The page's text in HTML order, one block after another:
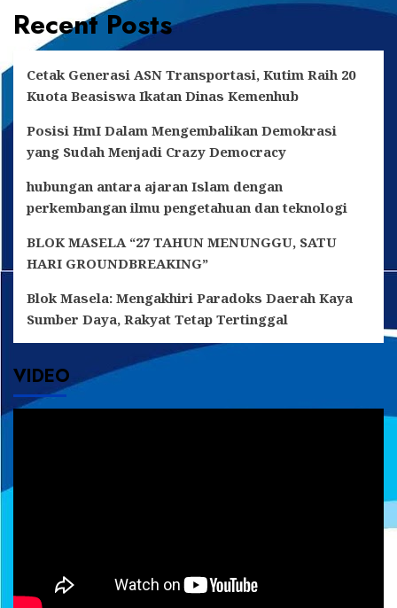
Recent Posts
Cetak Generasi ASN Transportasi, Kutim Raih 20
Kuota Beasiswa Ikatan Dinas Kemenhub
Posisi HmI Dalam Mengembalikan Demokrasi
yang Sudah Menjadi Crazy Democracy
hubungan antara ajaran Islam dengan
perkembangan ilmu pengetahuan dan teknologi
BLOK MASELA “27 TAHUN MENUNGGU, SATU
HARI GROUNDBREAKING”
Blok Masela: Mengakhiri Paradoks Daerah Kaya
Sumber Daya, Rakyat Tetap Tertinggal
VIDEO